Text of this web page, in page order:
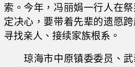
索。今年，冯丽娟一行人在
定决心，要带着先辈的遗愿
寻找亲人、接续家族根系。
琼海市中原镇委委员、武